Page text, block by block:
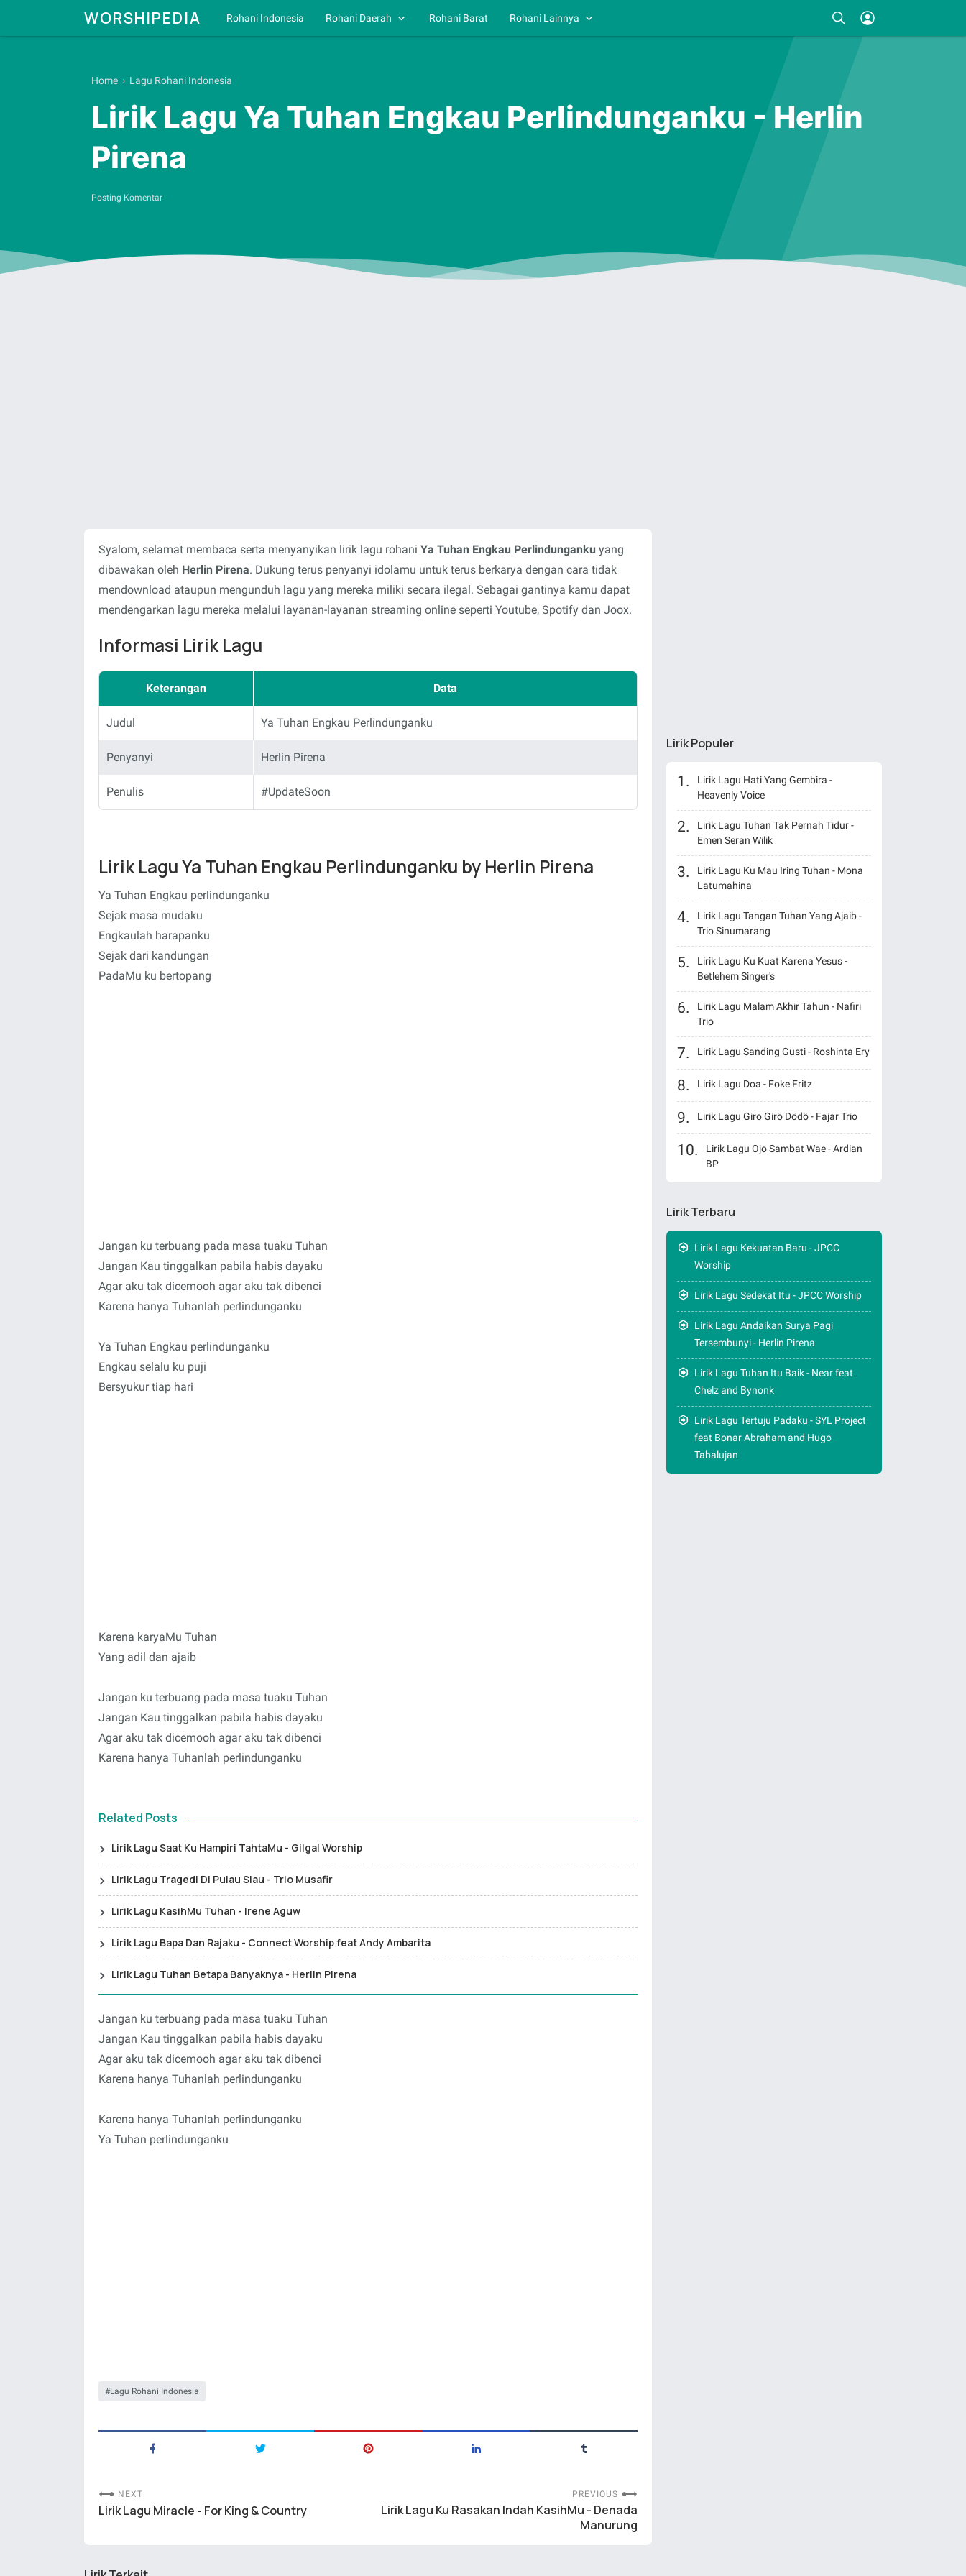
WORSHIPEDIA Rohani Indonesia Rohani Daerah Rohani Barat Rohani Lainnya
Home › Lagu Rohani Indonesia
Lirik Lagu Ya Tuhan Engkau Perlindunganku - Herlin
Pirena
Posting Komentar
Syalom, selamat membaca serta menyanyikan lirik lagu rohani Ya Tuhan Engkau Perlindunganku yang
dibawakan oleh Herlin Pirena. Dukung terus penyanyi idolamu untuk terus berkarya dengan cara tidak
mendownload ataupun mengunduh lagu yang mereka miliki secara ilegal. Sebagai gantinya kamu dapat
mendengarkan lagu mereka melalui layanan-layanan streaming online seperti Youtube, Spotify dan Joox.
Informasi Lirik Lagu
Keterangan Data
Judul Ya Tuhan Engkau Perlindunganku
Penyanyi Herlin Pirena
Penulis #UpdateSoon
Lirik Lagu Ya Tuhan Engkau Perlindunganku by Herlin Pirena
Ya Tuhan Engkau perlindunganku
Sejak masa mudaku
Engkaulah harapanku
Sejak dari kandungan
PadaMu ku bertopang
Jangan ku terbuang pada masa tuaku Tuhan
Jangan Kau tinggalkan pabila habis dayaku
Agar aku tak dicemooh agar aku tak dibenci
Karena hanya Tuhanlah perlindunganku
Ya Tuhan Engkau perlindunganku
Engkau selalu ku puji
Bersyukur tiap hari
Karena karyaMu Tuhan
Yang adil dan ajaib
Jangan ku terbuang pada masa tuaku Tuhan
Jangan Kau tinggalkan pabila habis dayaku
Agar aku tak dicemooh agar aku tak dibenci
Karena hanya Tuhanlah perlindunganku
Related Posts
Lirik Lagu Saat Ku Hampiri TahtaMu - Gilgal Worship
Lirik Lagu Tragedi Di Pulau Siau - Trio Musafir
Lirik Lagu KasihMu Tuhan - Irene Aguw
Lirik Lagu Bapa Dan Rajaku - Connect Worship feat Andy Ambarita
Lirik Lagu Tuhan Betapa Banyaknya - Herlin Pirena
Jangan ku terbuang pada masa tuaku Tuhan
Jangan Kau tinggalkan pabila habis dayaku
Agar aku tak dicemooh agar aku tak dibenci
Karena hanya Tuhanlah perlindunganku
Karena hanya Tuhanlah perlindunganku
Ya Tuhan perlindunganku
Lagu Rohani Indonesia
NEXT
Lirik Lagu Miracle - For King & Country
PREVIOUS
Lirik Lagu Ku Rasakan Indah KasihMu - Denada
Manurung
Lirik Populer
Lirik Lagu Hati Yang Gembira -
Heavenly Voice
Lirik Lagu Tuhan Tak Pernah Tidur -
Emen Seran Wilik
Lirik Lagu Ku Mau Iring Tuhan - Mona
Latumahina
Lirik Lagu Tangan Tuhan Yang Ajaib -
Trio Sinumarang
Lirik Lagu Ku Kuat Karena Yesus -
Betlehem Singer's
Lirik Lagu Malam Akhir Tahun - Nafiri
Trio
Lirik Lagu Sanding Gusti - Roshinta Ery
Lirik Lagu Doa - Foke Fritz
Lirik Lagu Girö Girö Dödö - Fajar Trio
Lirik Lagu Ojo Sambat Wae - Ardian
BP
Lirik Terbaru
Lirik Lagu Kekuatan Baru - JPCC
Worship
Lirik Lagu Sedekat Itu - JPCC Worship
Lirik Lagu Andaikan Surya Pagi
Tersembunyi - Herlin Pirena
Lirik Lagu Tuhan Itu Baik - Near feat
Chelz and Bynonk
Lirik Lagu Tertuju Padaku - SYL Project
feat Bonar Abraham and Hugo
Tabalujan